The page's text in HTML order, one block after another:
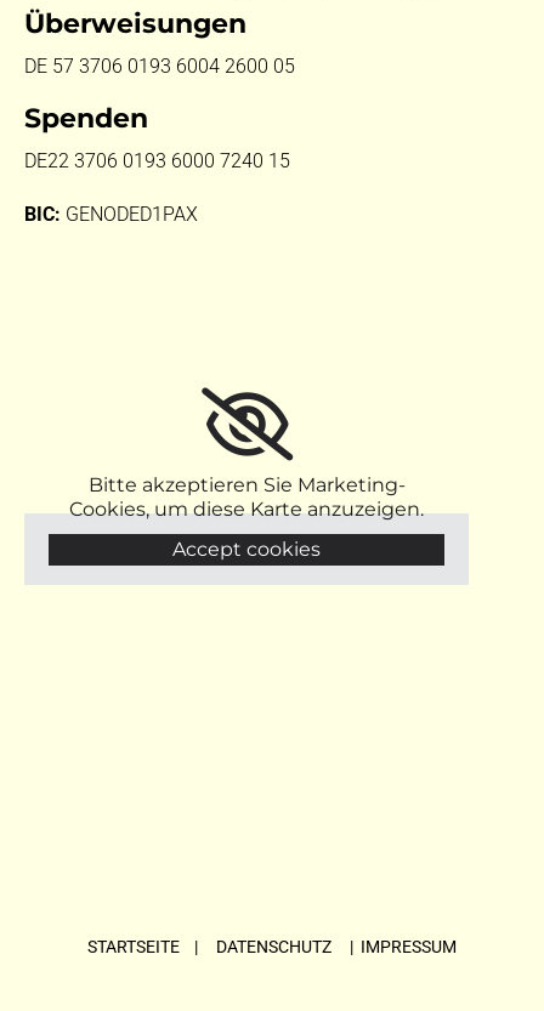
Überweisungen
DE 57 3706 0193 6004 2600 05
Spenden
DE22 3706 0193 6000 7240 15
BIC: GENODED1PAX
Bitte akzeptieren Sie Marketing-
Cookies, um diese Karte anzuzeigen.
Accept cookies
STARTSEITE | DATENSCHUTZ | IMPRESSUM